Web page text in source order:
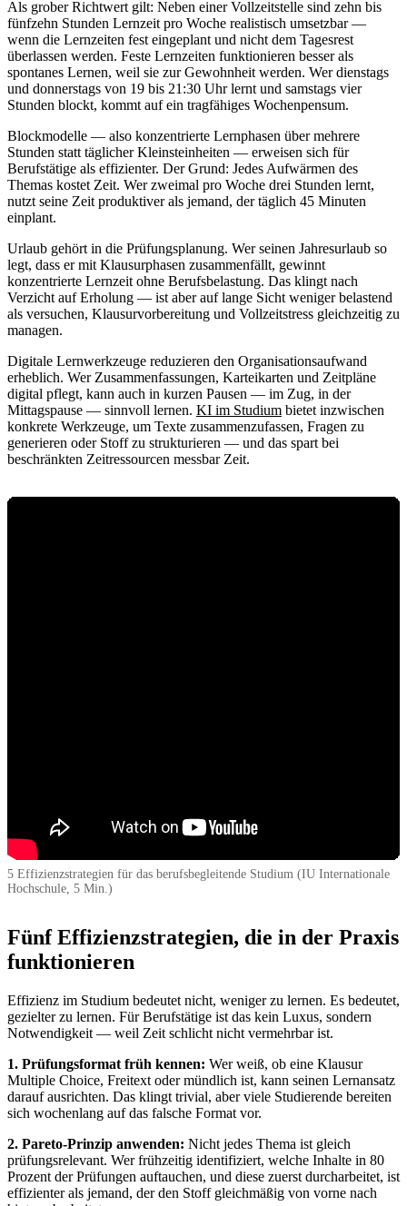
Als grober Richtwert gilt: Neben einer Vollzeitstelle sind zehn bis
fünfzehn Stunden Lernzeit pro Woche realistisch umsetzbar —
wenn die Lernzeiten fest eingeplant und nicht dem Tagesrest
überlassen werden. Feste Lernzeiten funktionieren besser als
spontanes Lernen, weil sie zur Gewohnheit werden. Wer dienstags
und donnerstags von 19 bis 21:30 Uhr lernt und samstags vier
Stunden blockt, kommt auf ein tragfähiges Wochenpensum.
Blockmodelle — also konzentrierte Lernphasen über mehrere
Stunden statt täglicher Kleinsteinheiten — erweisen sich für
Berufstätige als effizienter. Der Grund: Jedes Aufwärmen des
Themas kostet Zeit. Wer zweimal pro Woche drei Stunden lernt,
nutzt seine Zeit produktiver als jemand, der täglich 45 Minuten
einplant.
Urlaub gehört in die Prüfungsplanung. Wer seinen Jahresurlaub so
legt, dass er mit Klausurphasen zusammenfällt, gewinnt
konzentrierte Lernzeit ohne Berufsbelastung. Das klingt nach
Verzicht auf Erholung — ist aber auf lange Sicht weniger belastend
als versuchen, Klausurvorbereitung und Vollzeitstress gleichzeitig zu
managen.
Digitale Lernwerkzeuge reduzieren den Organisationsaufwand
erheblich. Wer Zusammenfassungen, Karteikarten und Zeitpläne
digital pflegt, kann auch in kurzen Pausen — im Zug, in der
Mittagspause — sinnvoll lernen. KI im Studium bietet inzwischen
konkrete Werkzeuge, um Texte zusammenzufassen, Fragen zu
generieren oder Stoff zu strukturieren — und das spart bei
beschränkten Zeitressourcen messbar Zeit.
5 Effizienzstrategien für das berufsbegleitende Studium (IU Internationale
Hochschule, 5 Min.)
Fünf Effizienzstrategien, die in der Praxis
funktionieren
Effizienz im Studium bedeutet nicht, weniger zu lernen. Es bedeutet,
gezielter zu lernen. Für Berufstätige ist das kein Luxus, sondern
Notwendigkeit — weil Zeit schlicht nicht vermehrbar ist.
1. Prüfungsformat früh kennen: Wer weiß, ob eine Klausur
Multiple Choice, Freitext oder mündlich ist, kann seinen Lernansatz
darauf ausrichten. Das klingt trivial, aber viele Studierende bereiten
sich wochenlang auf das falsche Format vor.
2. Pareto-Prinzip anwenden: Nicht jedes Thema ist gleich
prüfungsrelevant. Wer frühzeitig identifiziert, welche Inhalte in 80
Prozent der Prüfungen auftauchen, und diese zuerst durcharbeitet, ist
effizienter als jemand, der den Stoff gleichmäßig von vorne nach